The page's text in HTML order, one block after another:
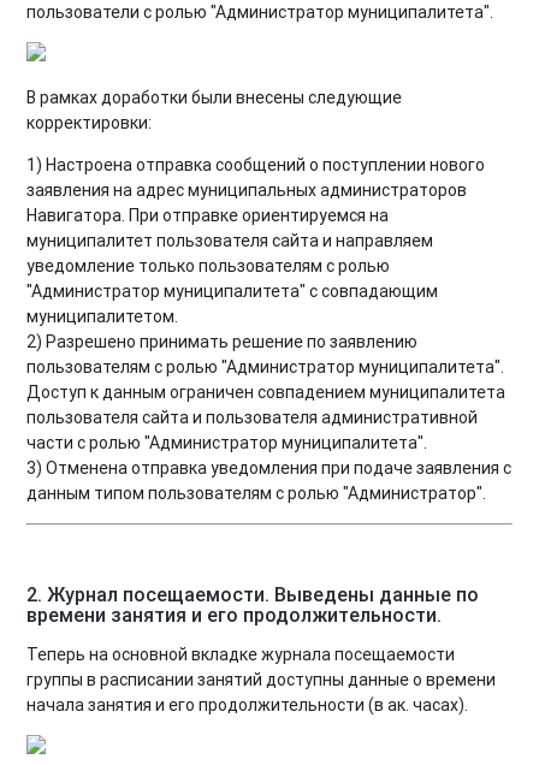
пользователи с ролью "Администратор муниципалитета".
В рамках доработки были внесены следующие
корректировки:
1) Настроена отправка сообщений о поступлении нового
заявления на адрес муниципальных администраторов
Навигатора. При отправке ориентируемся на
муниципалитет пользователя сайта и направляем
уведомление только пользователям с ролью
"Администратор муниципалитета" с совпадающим
муниципалитетом.
2) Разрешено принимать решение по заявлению
пользователям с ролью "Администратор муниципалитета".
Доступ к данным ограничен совпадением муниципалитета
пользователя сайта и пользователя административной
части с ролью "Администратор муниципалитета".
3) Отменена отправка уведомления при подаче заявления с
данным типом пользователям с ролью "Администратор".
2. Журнал посещаемости. Выведены данные по
времени занятия и его продолжительности.
Теперь на основной вкладке журнала посещаемости
группы в расписании занятий доступны данные о времени
начала занятия и его продолжительности (в ак. часах).